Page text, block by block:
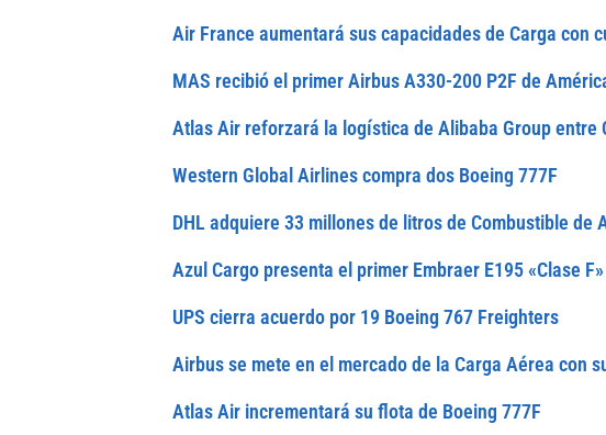
Air France aumentará sus capacidades de Carga con
MAS recibió el primer Airbus A330-200 P2F de
Atlas Air reforzará la logística de Alibaba Group entre
Western Global Airlines compra dos Boeing 777F
DHL adquiere 33 millones de litros de Combustible de
Azul Cargo presenta el primer Embraer E195 «Clase
UPS cierra acuerdo por 19 Boeing 767 Freighters
Airbus se mete en el mercado de la Carga Aérea con
Atlas Air incrementará su flota de Boeing 777F